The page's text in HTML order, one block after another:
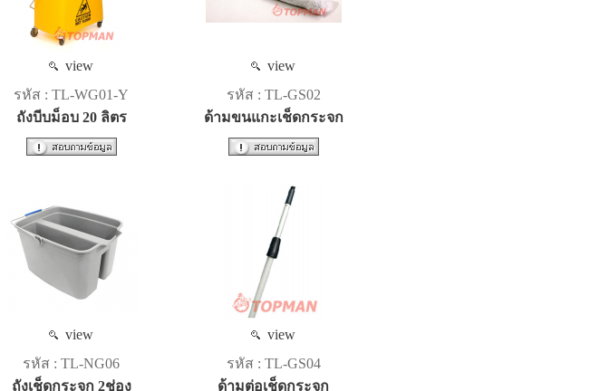
view
รหัส : TL-WG01-Y
ถังบีบม็อบ 20 ลิตร
view
รหัส : TL-GS02
ด้ามขนแกะเช็ดกระจก
view
รหัส : TL-NG06
ถังเช็ดกระจก 2ช่อง
view
รหัส : TL-GS04
ด้ามต่อเช็ดกระจก